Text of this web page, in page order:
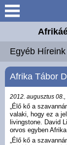
Keresés
Általános
Útjaink
Egyéb Híreink
Afrika Tábor
2012. augusztus 08.,
„Élő kő a
valaki, hogy ez a
livingstone. David
orvos egyben
„Élő kő a